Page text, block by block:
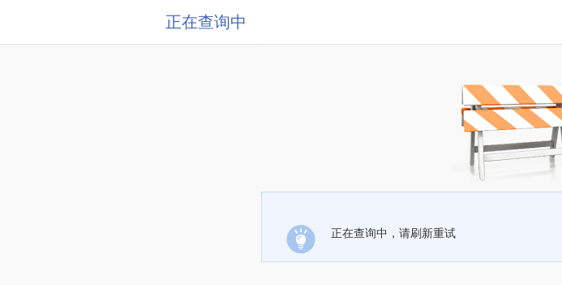
正在查询中
正在查询中，请刷新重试